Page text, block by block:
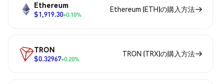
Ethereum
$1,919.30+0.10%
Ethereum (ETH)の購入方法
TRON
$0.32967+0.20%
TRON (TRX)の購入方法